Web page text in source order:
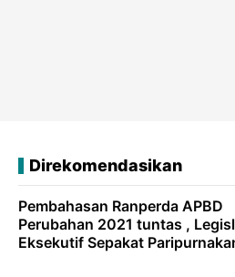
Direkomendasikan
Pembahasan Ranperda APBD
Perubahan 2021 tuntas ,
Eksekutif Sepakat